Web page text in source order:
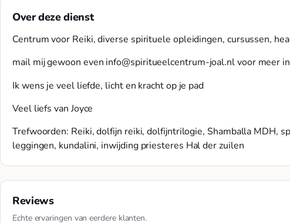
Over deze dienst
Centrum voor Reiki, diverse spirituele opleidingen, cursussen,
mail mij gewoon even info@spiritueelcentrum-joal.nlvoor meer
Ik wens je veel liefde, licht en kracht op je pad
Veel liefs van Joyce
Trefwoorden: Reiki, dolfijn reiki, dolfijntrilogie, Shamballa MDH,
leggingen, kundalini, inwijding priesteres Hal der zuilen
Reviews
Echte ervaringen van eerdere klanten.